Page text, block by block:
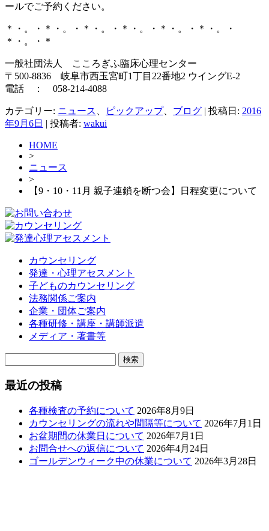
ールでご予約ください。
＊・。・＊・。・＊・。・＊・。・＊・。・＊・。・
＊・。・＊
一般社団法人 こころぎふ臨床心理センター
〒500-8836 岐阜市西玉宮町1丁目22番地2 ウイングE-2
電話 ： 058-214-4088
カテゴリー: ニュース ピックアップ、 ブログ | 投稿日: 2016
年9月6日 | 投稿者: wakui
HOME
>
ニュース
>
【9・10・11月 親子連鎖を断つ会】日程変更について
カウンセリング
発達・心理アセスメント
子どものカウンセリング
法務関係ご案内
企業・団体ご案内
各種研修・講座・講師派遣
メディア・著書等
最近の投稿
各種検査の予約について 2026年8月9日
カウンセリングの流れや間隔等について 2026年7月1日
お盆期間の休業日について 2026年7月1日
お問合せへの返信について 2026年4月24日
ゴールデンウィーク中の休業について 2026年3月28日